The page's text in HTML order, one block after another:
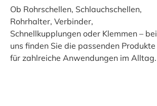
Ob Rohrschellen, Schlauchschellen,
Rohrhalter, Verbinder,
Schnellkupplungen oder Klemmen – bei
uns finden Sie die passenden Produkte
für zahlreiche Anwendungen im Alltag.